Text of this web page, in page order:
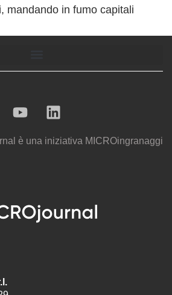
mandando in fumo capitali
è una iniziativa MICROingranaggi